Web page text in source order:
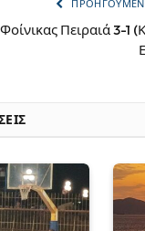
Πειραιά 3-1